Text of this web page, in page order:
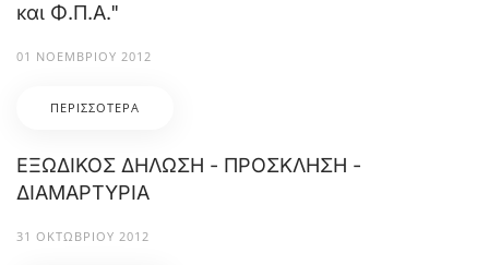
και Φ.Π.Α."
01 ΝΟΕΜΒΡΊΟΥ 2012
ΠΕΡΙΣΣΌΤΕΡΑ
ΕΞΩΔΙΚΟΣ ΔΗΛΩΣΗ - ΠΡΟΣΚΛΗΣΗ -
ΔΙΑΜΑΡΤΥΡΙΑ
31 ΟΚΤΩΒΡΊΟΥ 2012